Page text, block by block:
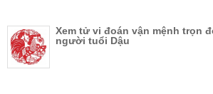
Xem tử vi đoán vận mệnh trọn
người tuổi Dậu